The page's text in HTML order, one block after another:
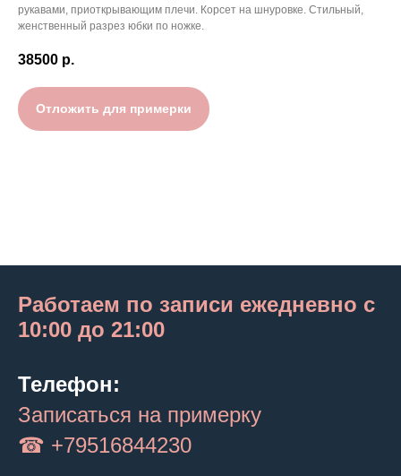
рукавами, приоткрывающим плечи. Корсет на шнуровке. Стильный,
женственный разрез юбки по ножке.
38500 р.
Отложить для примерки
Работаем по записи ежедневно с
10:00 до 21:00
Телефон:
Записаться на примерку
☎ +79516844230